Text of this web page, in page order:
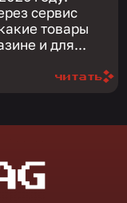
сервис
товары
и для...
читать